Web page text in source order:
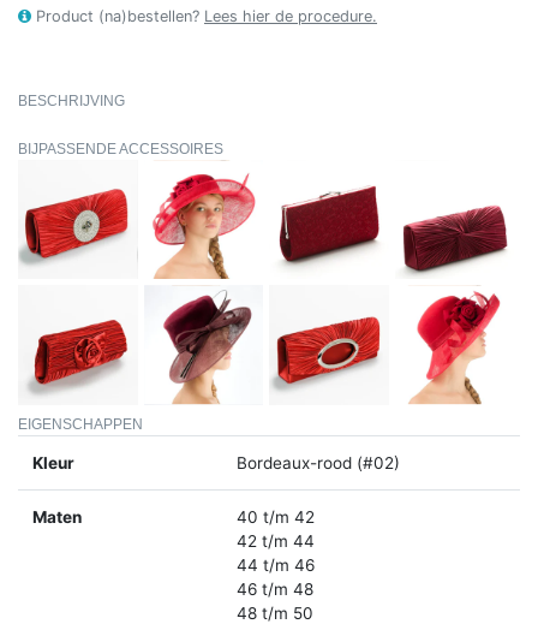
Product (na)bestellen? Lees hier de procedure.
BESCHRIJVING
BIJPASSENDE ACCESSOIRES
EIGENSCHAPPEN
Kleur Bordeaux-rood (#02)
Maten
40 t/m 42
42 t/m 44
44 t/m 46
46 t/m 48
48 t/m 50